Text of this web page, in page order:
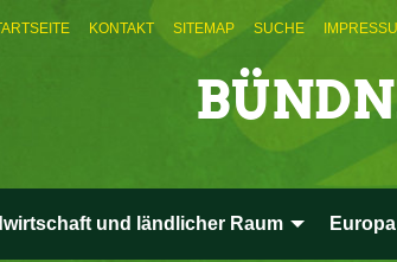
KONTAKT SITEMAP SUCHE
und ländlicher Raum Europa